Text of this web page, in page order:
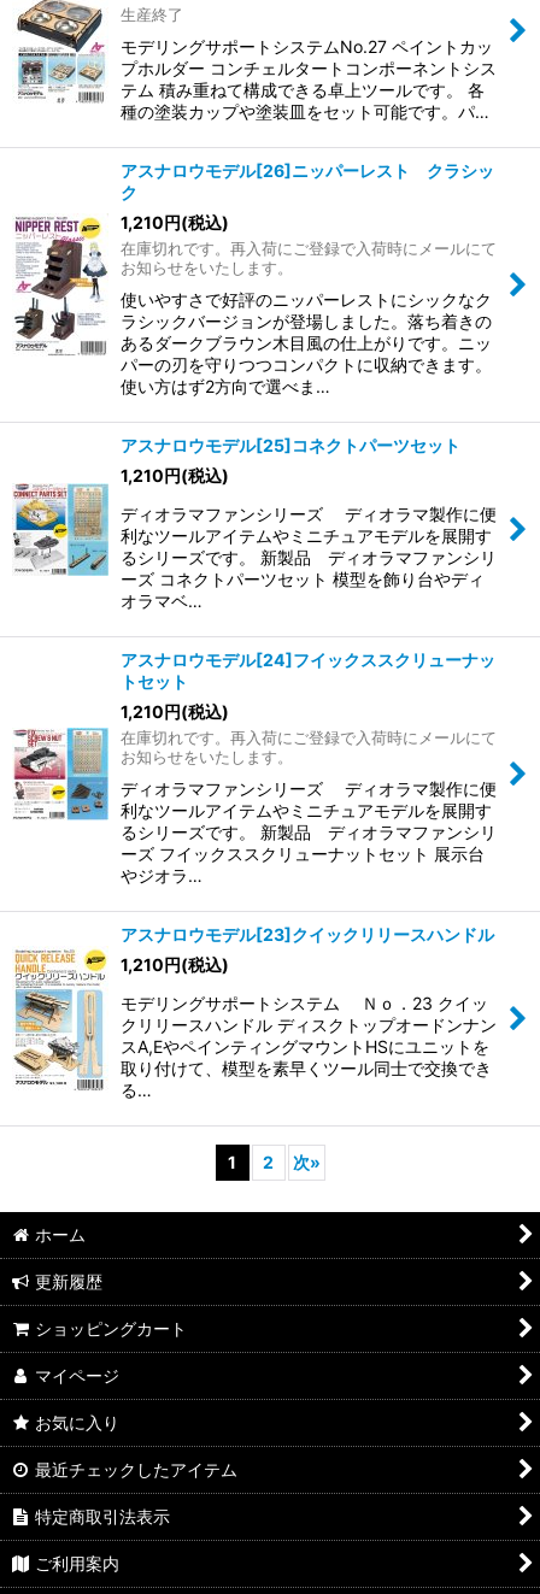
生産終了
モデリングサポートシステムNo.27 ペイントカッ
プホルダー コンチェルタートコンポーネントシス
テム 積み重ねて構成できる卓上ツールです。 各
種の塗装カップや塗装皿をセット可能です。パ…
アスナロウモデル[26]ニッパーレスト クラシッ
ク
1,210円(税込)
在庫切れです。再入荷にご登録で入荷時にメールにて
お知らせをいたします。
使いやすさで好評のニッパーレストにシックなク
ラシックバージョンが登場しました。落ち着きの
あるダークブラウン木目風の仕上がりです。ニッ
パーの刃を守りつつコンパクトに収納できます。
使い方はず2方向で選べま…
アスナロウモデル[25]コネクトパーツセット
1,210円(税込)
ディオラマファンシリーズ ディオラマ製作に便
利なツールアイテムやミニチュアモデルを展開す
るシリーズです。 新製品 ディオラマファンシリ
ーズ コネクトパーツセット 模型を飾り台やディ
オラマベ…
アスナロウモデル[24]フイックススクリューナッ
トセット
1,210円(税込)
在庫切れです。再入荷にご登録で入荷時にメールにて
お知らせをいたします。
ディオラマファンシリーズ ディオラマ製作に便
利なツールアイテムやミニチュアモデルを展開す
るシリーズです。 新製品 ディオラマファンシリ
ーズ フイックススクリューナットセット 展示台
やジオラ…
アスナロウモデル[23]クイックリリースハンドル
1,210円(税込)
モデリングサポートシステム Ｎｏ．23 クイッ
クリリースハンドル ディスクトップオードンナン
スA,EやペインティングマウントHSにユニットを
取り付けて、模型を素早くツール同士で交換でき
る…
1 2 次»
ホーム
更新履歴
ショッピングカート
マイページ
お気に入り
最近チェックしたアイテム
特定商取引法表示
ご利用案内